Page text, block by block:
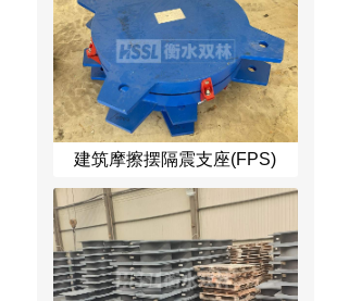
建筑摩擦摆隔震支座(FPS)